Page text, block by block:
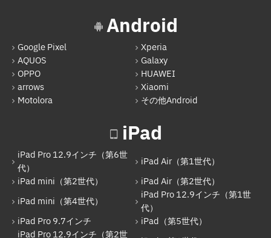
Android
Google Pixel
Xperia
AQUOS
Galaxy
OPPO
HUAWEI
arrows
Xiaomi
Motolora
その他Android
iPad
iPad Pro 12.9インチ（第6世
代）
iPad Air（第1世代）
iPad mini（第2世代）
iPad Air（第2世代）
iPad mini（第4世代）
iPad Pro 12.9インチ（第1世
代）
iPad Pro 9.7インチ
iPad（第5世代）
iPad Pro 12.9インチ（第2世